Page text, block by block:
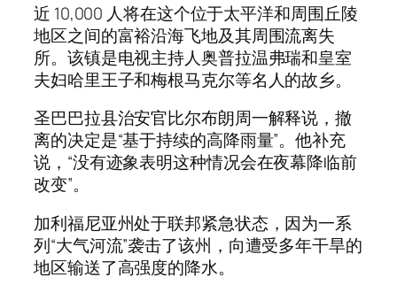
近 10,000 人将在这个位于太平洋和周围丘陵
地区之间的富裕沿海飞地及其周围流离失
所。该镇是电视主持人奥普拉温弗瑞和皇室
夫妇哈里王子和梅根马克尔等名人的故乡。
圣巴巴拉县治安官比尔布朗周一解释说，撤
离的决定是“基于持续的高降雨量”。他补充
说，“没有迹象表明这种情况会在夜幕降临前
改变”。
加利福尼亚州处于联邦紧急状态，因为一系
列“大气河流”袭击了该州，向遭受多年干旱的
地区输送了高强度的降水。